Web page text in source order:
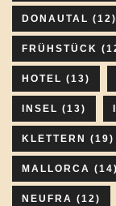
DONAUTAL (12)
FRÜHSTÜCK
HOTEL (13)
INSEL (13)
KLETTERN (19)
MALLORCA (14)
NEUFRA (12)